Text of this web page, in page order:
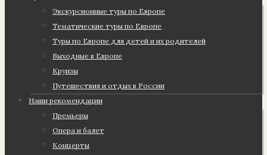
Экскурсионные туры по Европе
Тематические туры по Европе
Туры по Европе для детей и их родителей
Выходные в Европе
Круизы
Путешествия и отдых в России
Наши рекомендации
Премьеры
Опера и балет
Концерты